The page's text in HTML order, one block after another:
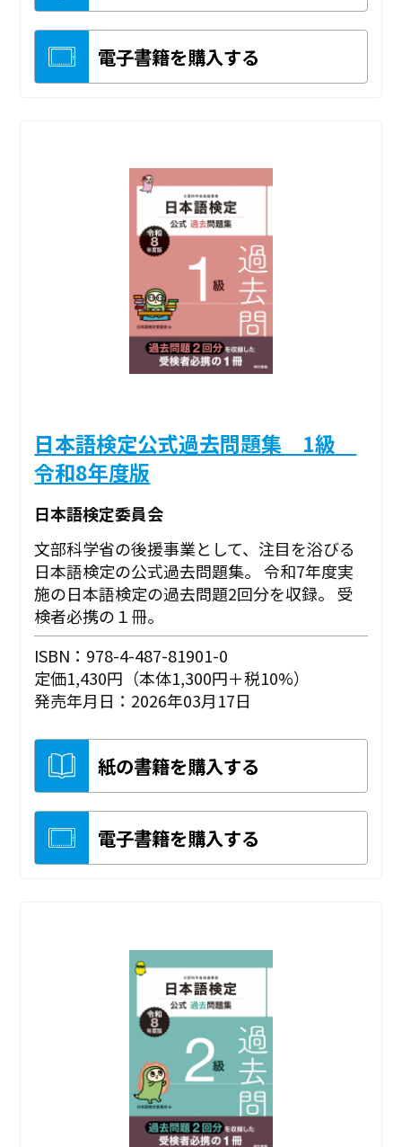
電子書籍を購入する
日本語検定公式過去問題集 1級
令和8年度版
日本語検定委員会
文部科学省の後援事業として、注目を浴びる
日本語検定の公式過去問題集。 令和7年度実
施の日本語検定の過去問題2回分を収録。 受
検者必携の１冊。
ISBN：978-4-487-81901-0
定価1,430円（本体1,300円＋税10%）
発売年月日：2026年03月17日
紙の書籍を購入する
電子書籍を購入する